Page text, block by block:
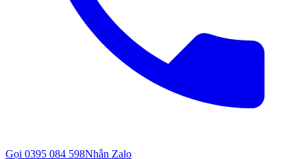
Gọi 0395 084 598Nhắn Zalo